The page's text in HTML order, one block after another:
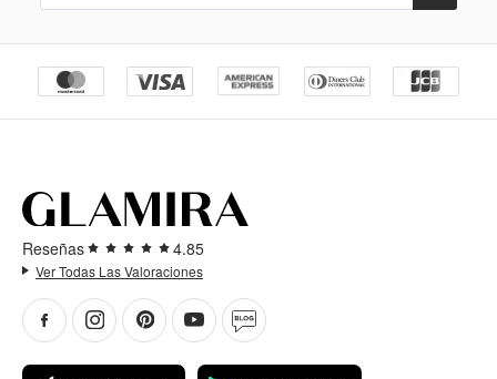
Reseñas 4.85
Ver Todas Las Valoraciones